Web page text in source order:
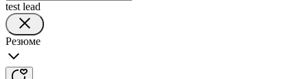
test lead
Резюме